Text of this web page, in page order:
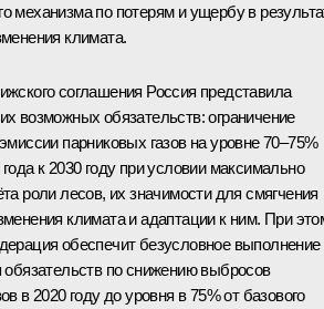
механизма по потерям и ущербу в
климата.
соглашения Россия представила
возможных обязательств: ограничение
парниковых газов на уровне 70–75%
к 2030 году при условии максимально
роли лесов, их значимости для смягчения
климата и адаптации к ним. При
обеспечит безусловное выполнение
обязательств по снижению выбросов
в 2020 году до уровня в 75% от базового